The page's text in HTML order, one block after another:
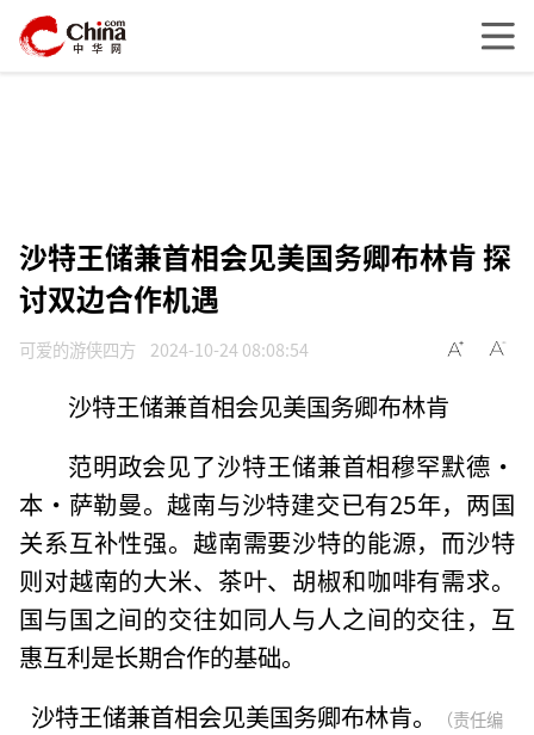
沙特王储兼首相会见美国务卿布林肯 探
讨双边合作机遇
可爱的游侠四方 2024-10-24 08:08:54
沙特王储兼首相会见美国务卿布林肯
范明政会见了沙特王储兼首相穆罕默德·
本·萨勒曼。越南与沙特建交已有25年，两国
关系互补性强。越南需要沙特的能源，而沙特
则对越南的大米、茶叶、胡椒和咖啡有需求。
国与国之间的交往如同人与人之间的交往，互
惠互利是长期合作的基础。
沙特王储兼首相会见美国务卿布林肯。
（责任编